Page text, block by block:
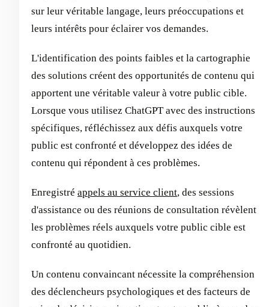
sur leur véritable langage, leurs préoccupations et
leurs intérêts pour éclairer vos demandes.
L'identification des points faibles et la cartographie
des solutions créent des opportunités de contenu qui
apportent une véritable valeur à votre public cible.
Lorsque vous utilisez ChatGPT avec des instructions
spécifiques, réfléchissez aux défis auxquels votre
public est confronté et développez des idées de
contenu qui répondent à ces problèmes.
Enregistré appels au service client, des sessions
d'assistance ou des réunions de consultation révèlent
les problèmes réels auxquels votre public cible est
confronté au quotidien.
Un contenu convaincant nécessite la compréhension
des déclencheurs psychologiques et des facteurs de